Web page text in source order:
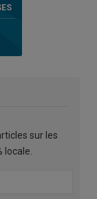
sur les
locale.